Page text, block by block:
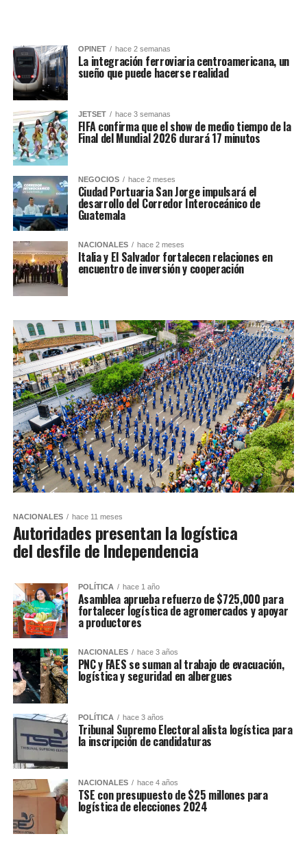
OPINET hace 2 semanas
La integración ferroviaria centroamericana, un
sueño que puede hacerse realidad
JETSET hace 3 semanas
FIFA confirma que el show de medio tiempo de la
Final del Mundial 2026 durará 17 minutos
NEGOCIOS hace 2 meses
Ciudad Portuaria San Jorge impulsará el
desarrollo del Corredor Interoceánico de
Guatemala
NACIONALES hace 2 meses
Italia y El Salvador fortalecen relaciones en
encuentro de inversión y cooperación
NACIONALES hace 11 meses
Autoridades presentan la logística
del desfile de Independencia
POLÍTICA hace 1 año
Asamblea aprueba refuerzo de $725,000 para
fortalecer logística de agromercados y apoyar
a productores
NACIONALES hace 3 años
PNC y FAES se suman al trabajo de evacuación,
logística y seguridad en albergues
POLÍTICA hace 3 años
Tribunal Supremo Electoral alista logística para
la inscripción de candidaturas
NACIONALES hace 4 años
TSE con presupuesto de $25 millones para
logística de elecciones 2024